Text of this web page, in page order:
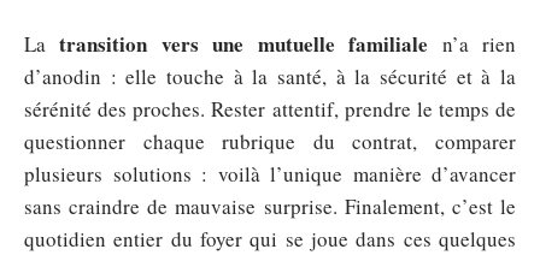
Latransition vers une mutuelle familiale n’a rien
d’anodin : elle touche à la santé, à la sécurité et à la
sérénité des proches. Rester attentif, prendre le temps de
questionner chaque rubrique du contrat, comparer
plusieurs solutions : voilà l’unique manière d’avancer
sans craindre de mauvaise surprise. Finalement, c’est le
quotidien entier du foyer qui se joue dans ces quelques